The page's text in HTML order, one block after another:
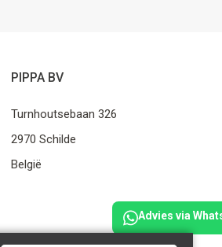
PIPPA BV
Turnhoutsebaan 326
2970 Schilde
België
Advies via